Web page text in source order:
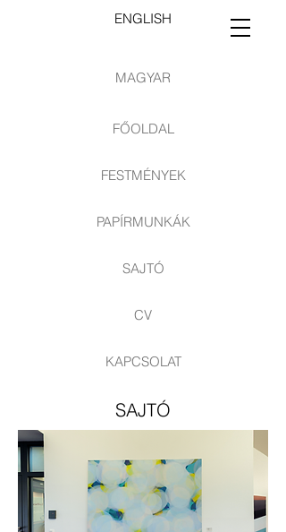
ENGLISH
MAGYAR
FŐOLDAL
FESTMÉNYEK
PAPÍRMUNKÁK
SAJTÓ
CV
KAPCSOLAT
SAJTÓ